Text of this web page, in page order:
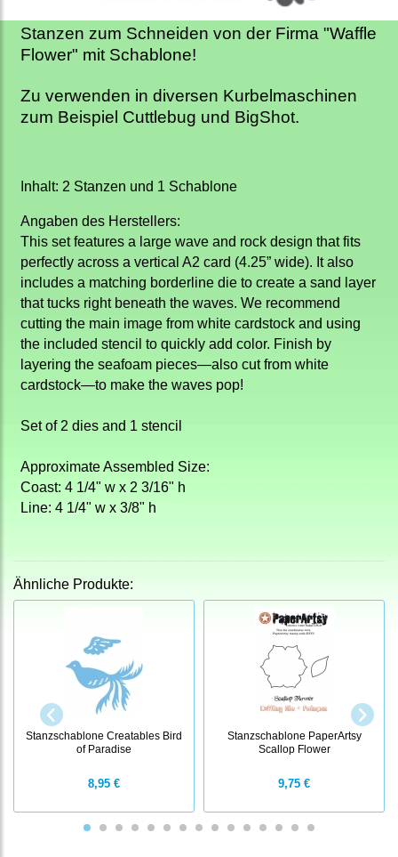
Stanzen zum Schneiden von der Firma "Waffle
Flower" mit Schablone!
Zu verwenden in diversen Kurbelmaschinen
zum Beispiel Cuttlebug und BigShot.
Inhalt: 2 Stanzen und 1 Schablone
Angaben des Herstellers:
This set features a large wave and rock design that fits
perfectly across a vertical A2 card (4.25” wide). It also
includes a matching borderline die to create a sand layer
that tucks right beneath the waves. We recommend
cutting the main image from white cardstock and using
the included stencil to quickly add color. Finish by
layering the seafoam pieces—also cut from white
cardstock—to make the waves pop!
Set of 2 dies and 1 stencil
Approximate Assembled Size:
Coast: 4 1/4" w x 2 3/16" h
Line: 4 1/4" w x 3/8" h
Ähnliche Produkte:
Stanzschablone Creatables Bird
of Paradise
8,95 €
Stanzschablone PaperArtsy
Scallop Flower
9,75 €